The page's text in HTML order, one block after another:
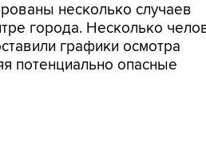
несколько случаев
города. Несколько
графики осмотра
потенциально опасные